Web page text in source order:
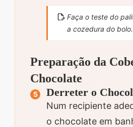
Faça o teste do
a cozedura do bolo.
Preparação da
Chocolate
Derreter o
Num recipiente
o chocolate em